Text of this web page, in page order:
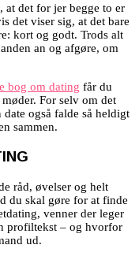
at det for jer begge to er
det viser sig, at det bare
kort og godt. Trods alt
an og afgøre, om
bog om dating får du
For selv om det
også falde så heldigt
sammen.
råd, øvelser og helt
du skal gøre for at finde
venner der leger
profiltekst – og hvorfor
ud.